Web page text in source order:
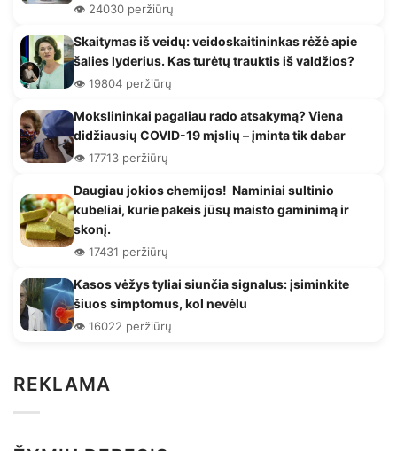
👁️ 24030 peržiūrų
Skaitymas iš veidų: veidoskaitininkas rėžė apie
šalies lyderius. Kas turėtų trauktis iš valdžios?
👁️ 19804 peržiūrų
Mokslininkai pagaliau rado atsakymą? Viena
didžiausių COVID-19 mįslių – įminta tik dabar
👁️ 17713 peržiūrų
Daugiau jokios chemijos! Naminiai sultinio
kubeliai, kurie pakeis jūsų maisto gaminimą ir
skonį.
👁️ 17431 peržiūrų
Kasos vėžys tyliai siunčia signalus: įsiminkite
šiuos simptomus, kol nevėlu
👁️ 16022 peržiūrų
REKLAMA